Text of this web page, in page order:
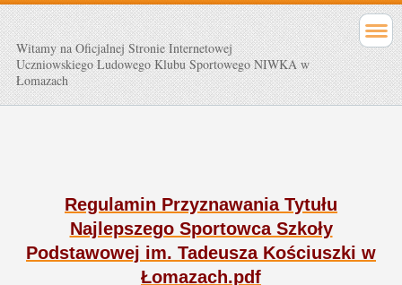
Witamy na Oficjalnej Stronie Internetowej
Uczniowskiego Ludowego Klubu Sportowego NIWKA w
Łomazach
Regulamin Przyznawania Tytułu
Najlepszego Sportowca Szkoły
Podstawowej im. Tadeusza Kościuszki w
Łomazach.pdf